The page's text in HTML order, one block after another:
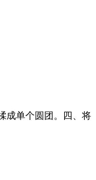
成单个圆团。四、将